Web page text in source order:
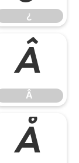
¿
Â
Â
Å